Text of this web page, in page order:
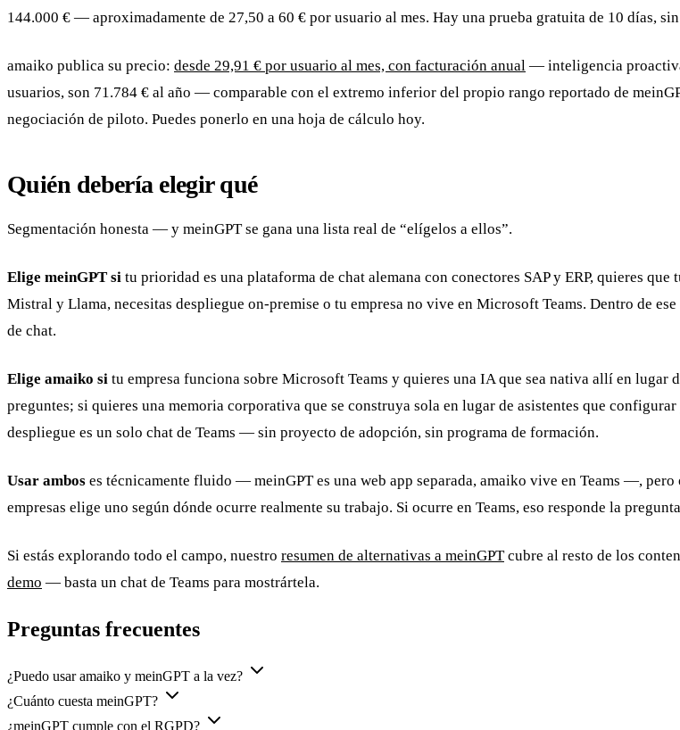
144.000 € — aproximadamente de 27,50 a 60 € por usuario al mes. Hay una prueba gratuita de 10 días,
amaiko publica su precio: desde 29,91 € por usuario al mes, con facturación anual — inteligencia
usuarios, son 71.784 € al año — comparable con el extremo inferior del propio rango reportado de
negociación de piloto. Puedes ponerlo en una hoja de cálculo hoy.
Quién debería elegir qué
Segmentación honesta — y meinGPT se gana una lista real de “elígelos a ellos”.
Elige meinGPT si tu prioridad es una plataforma de chat alemana con conectores SAP y ERP, quieres
Mistral y Llama, necesitas despliegue on-premise o tu empresa no vive en Microsoft Teams. Dentro de
de chat.
Elige amaiko si tu empresa funciona sobre Microsoft Teams y quieres una IA que sea nativa allí en lugar
preguntes; si quieres una memoria corporativa que se construya sola en lugar de asistentes que
despliegue es un solo chat de Teams — sin proyecto de adopción, sin programa de formación.
Usar ambos es técnicamente fluido — meinGPT es una web app separada, amaiko vive en Teams —,
empresas elige uno según dónde ocurre realmente su trabajo. Si ocurre en Teams, eso responde la
Si estás explorando todo el campo, nuestro resumen de alternativas a meinGPTcubre al resto de los
demo — basta un chat de Teams para mostrártela.
Preguntas frecuentes
¿Puedo usar amaiko y meinGPT a la vez?
¿Cuánto cuesta meinGPT?
¿meinGPT cumple con el RGPD?